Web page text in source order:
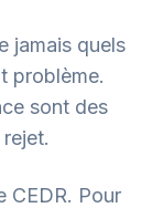
jamais quels
problème.
sont des
CEDR. Pour